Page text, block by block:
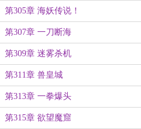
第305章 海妖传说！
第307章 一刀断海
第309章 迷雾杀机
第311章 兽皇城
第313章 一拳爆头
第315章 欲望魔窟